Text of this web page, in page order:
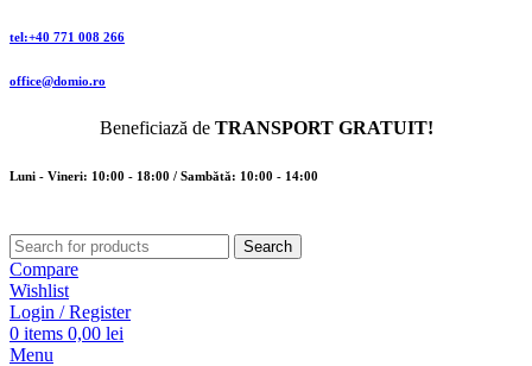
tel:+40 771 008 266
office@domio.ro
Beneficiază de TRANSPORT GRATUIT!
Luni - Vineri: 10:00 - 18:00 / Sambătă: 10:00 - 14:00
Search
Compare
Wishlist
Login / Register
0 items 0,00 lei
Menu